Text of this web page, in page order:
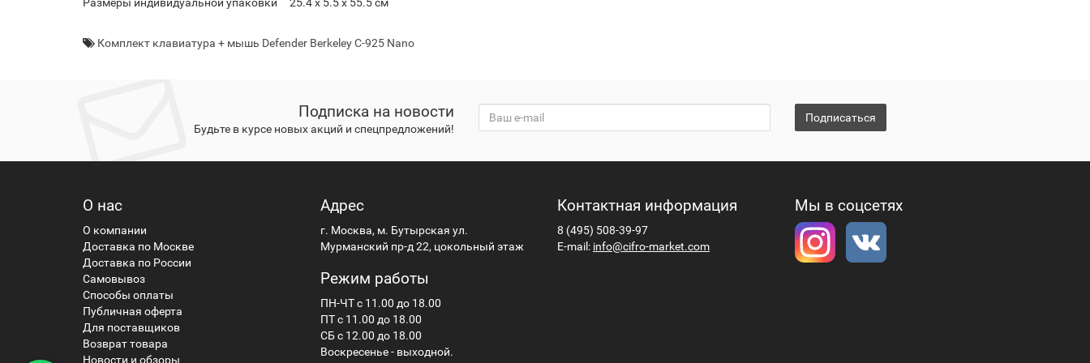
Комплект клавиатура + мышь Defender Berkeley C-925 Nano
Подписка на новости
Будьте в курсе новых акций и спецпредложений!
Подписаться
О нас
О компании
Доставка по Москве
Доставка по России
Самовывоз
Способы оплаты
Публичная оферта
Для поставщиков
Возврат товара
Новости и обзоры
Адрес
г. Москва, м. Бутырская ул.
Мурманский пр-д 22, цокольный этаж
Режим работы
ПН-ЧТ с 11.00 до 18.00
ПТ с 11.00 до 18.00
СБ с 12.00 до 18.00
Воскресенье - выходной.
Контактная информация
8 (495) 508-39-97
E-mail: info@cifro-market.com
Мы в соцсетях